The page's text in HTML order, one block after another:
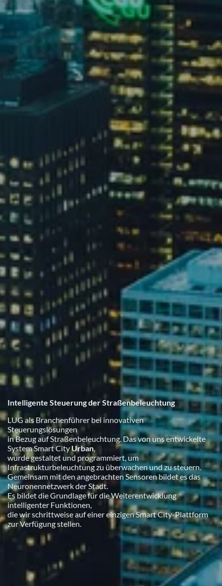
Intelligente Steuerung der Straßenbeleuchtung
LUG als Branchenführer bei innovativen
Steuerungslösungen
in Bezug auf Straßenbeleuchtung. Das von uns entwickelte
System Smart CityUrban,
wurde gestaltet und programmiert, um
Infrastrukturbeleuchtung zu überwachen und zu steuern.
Gemeinsam mit den angebrachten Sensoren bildet es das
Neuronennetzwerk der Stadt.
Es bildet die Grundlage für die Weiterentwicklung
intelligenter Funktionen,
die wir schrittweise auf einer einzigen Smart City-Plattform
zur Verfügung stellen.